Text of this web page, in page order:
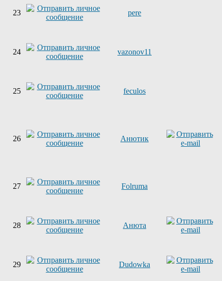
23 pere
24 vazonov11
25 feculos
26 Анютик
27 Folruma
28 Анюта
29 Dudowka